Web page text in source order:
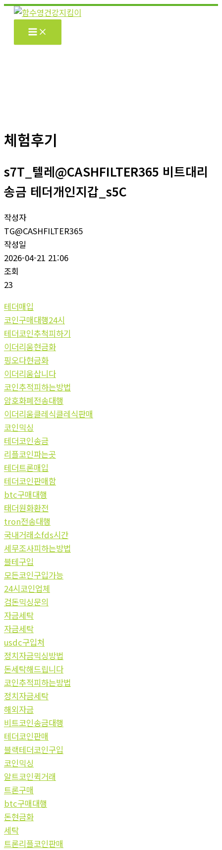
콘
체험후기
s7T_텔레@CASHFILTER365 비트대리
송금 테더개인지갑_s5C
작성자
TG@CASHFILTER365
작성일
2026-04-21 21:06
조회
23
테더매입
코인구매대행24시
테더코인추척피하기
이더리움현금화
핑오다현금화
이더리움삽니다
코인추적피하는방법
암호화폐전송대행
이더리움클레식클레식판매
코인믹싱
테더코인송금
리플코인파는곳
테더트론매입
테더코인판매함
btc구매대행
태더원화환전
tron전송대행
국내거래소fds시간
세무조사피하는방법
블테구입
모든코인구입가능
24시코인업체
검돈믹싱문의
자금세탁
자금세탁
usdc구입처
정치자금믹싱방법
돈세탁해드립니다
코인추적피하는방법
정치자금세탁
해외자금
비트코인송금대행
테더코인판매
블랙테더코인구입
코인믹싱
알트코인퀵거래
트론구매
btc구매대행
돈현금화
세탁
트론리플코인판매